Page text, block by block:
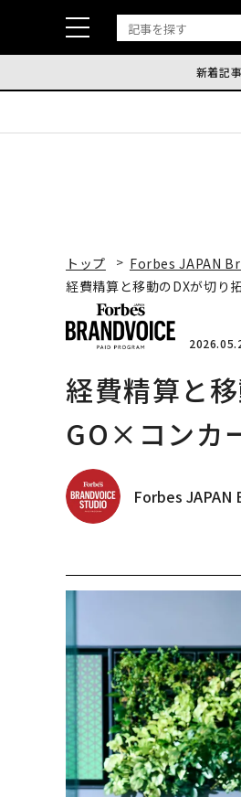
新着記事
トップ Forbes JAPAN
経費精算と移動のDXが切
経費精算と
GO×コンカ
Forbes JAPAN